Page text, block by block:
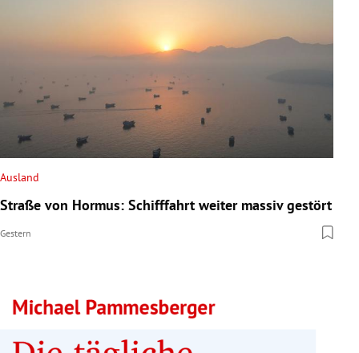
Ausland
Straße von Hormus: Schifffahrt weiter massiv gestört
Gestern